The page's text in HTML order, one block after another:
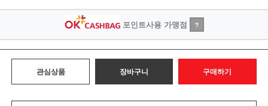
포인트사용 가맹점 ?
관심상품 장바구니 구매하기